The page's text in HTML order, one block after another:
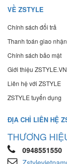
VỀ ZSTYLE
Chính sách đổi trả
Thanh toán giao nhận
Chính sách bảo mật
Giới thiệu ZSTYLE.VN
Liên hệ với ZSTYLE
ZSTYLE tuyển dụng
ĐỊA CHỈ LIÊN HỆ
THƯƠNG
0948551550